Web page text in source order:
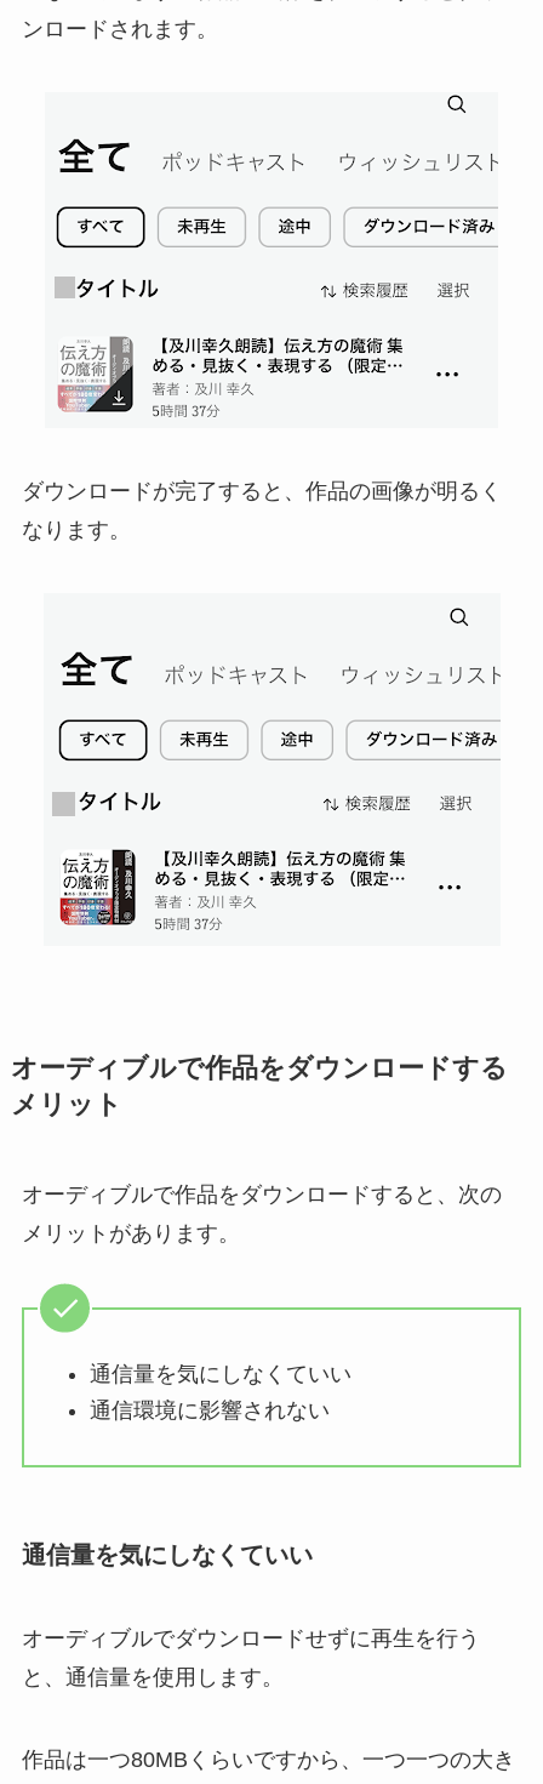
ンロードされます。
ダウンロードが完了すると、作品の画像が明るく
なります。
オーディブルで作品をダウンロードする
メリット
オーディブルで作品をダウンロードすると、次の
メリットがあります。
通信量を気にしなくていい
通信環境に影響されない
通信量を気にしなくていい
オーディブルでダウンロードせずに再生を行う
と、通信量を使用します。
作品は一つ80MBくらいですから、一つ一つの大き